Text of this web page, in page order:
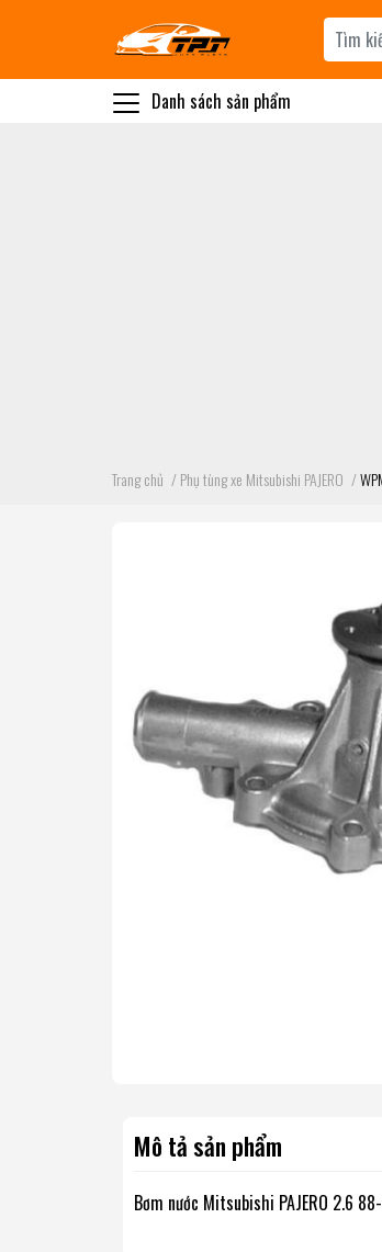
Danh sách sản phẩm
Trang chủ /Phụ tùng xe Mitsubishi PAJERO /
Mô tả sản phẩm
Bơm nước Mitsubishi PAJERO 2.6